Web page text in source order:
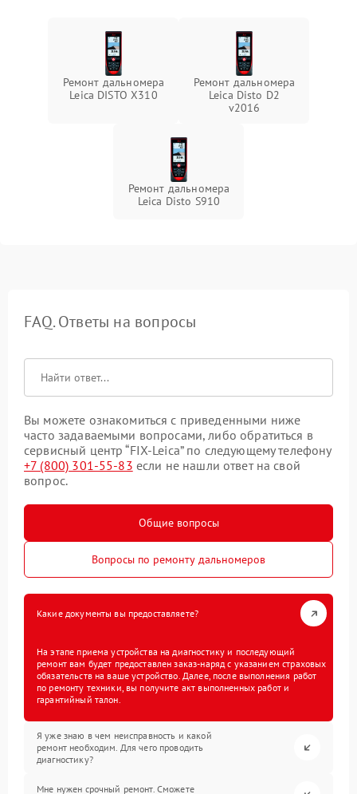
Ремонт дальномера
Leica DISTO X310
Ремонт дальномера
Leica Disto D2
v2016
Ремонт дальномера
Leica Disto S910
FAQ. Ответы на вопросы
Вы можете ознакомиться с приведенными ниже
часто задаваемыми вопросами, либо обратиться в
сервисный центр “FIX-Leica” по следующему телефону
+7 (800) 301-55-83 если не нашли ответ на свой
вопрос.
Общие вопросы
Вопросы по ремонту дальномеров
Какие документы вы предоставляете?
На этапе приема устройства на диагностику и последующий
ремонт вам будет предоставлен заказ-наряд с указанием страховых
обязательств на ваше устройство. Далее, после выполнения работ
по ремонту техники, вы получите акт выполненных работ и
гарантийный талон.
Я уже знаю в чем неисправность и какой
ремонт необходим. Для чего проводить
диагностику?
Мне нужен срочный ремонт. Сможете